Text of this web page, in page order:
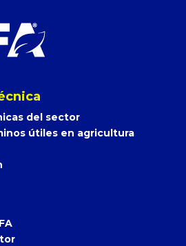
del sector
útiles en agricultura